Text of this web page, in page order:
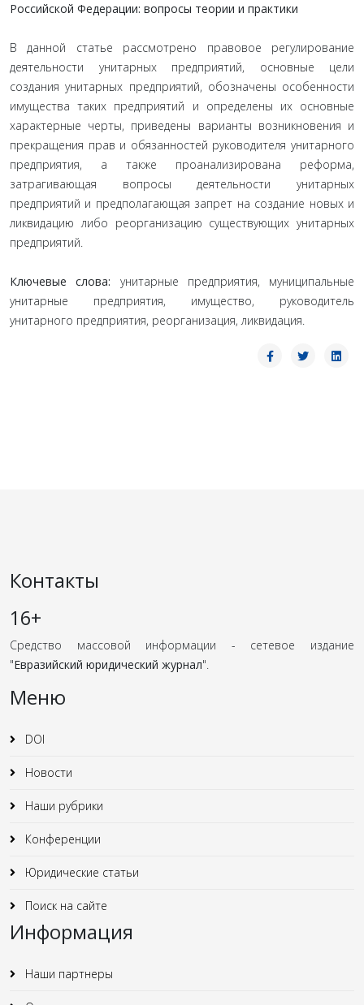
Российской Федерации: вопросы теории и практики
В данной статье рассмотрено правовое регулирование
деятельности унитарных предприятий, основные цели
создания унитарных предприятий, обозначены особенности
имущества таких предприятий и определены их основные
характерные черты, приведены варианты возникновения и
прекращения прав и обязанностей руководителя унитарного
предприятия, а также проанализирована реформа,
затрагивающая вопросы деятельности унитарных
предприятий и предполагающая запрет на создание новых и
ликвидацию либо реорганизацию существующих унитарных
предприятий.
Ключевые слова: унитарные предприятия, муниципальные
унитарные предприятия, имущество, руководитель
унитарного предприятия, реорганизация, ликвидация.
Контакты
16+
Средство массовой информации - сетевое издание
"Евразийский юридический журнал".
Меню
DOI
Новости
Наши рубрики
Конференции
Юридические статьи
Поиск на сайте
Информация
Наши партнеры